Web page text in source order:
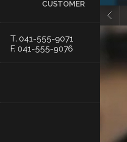
CUSTOMER
T. 041-555-9071
F. 041-555-9076